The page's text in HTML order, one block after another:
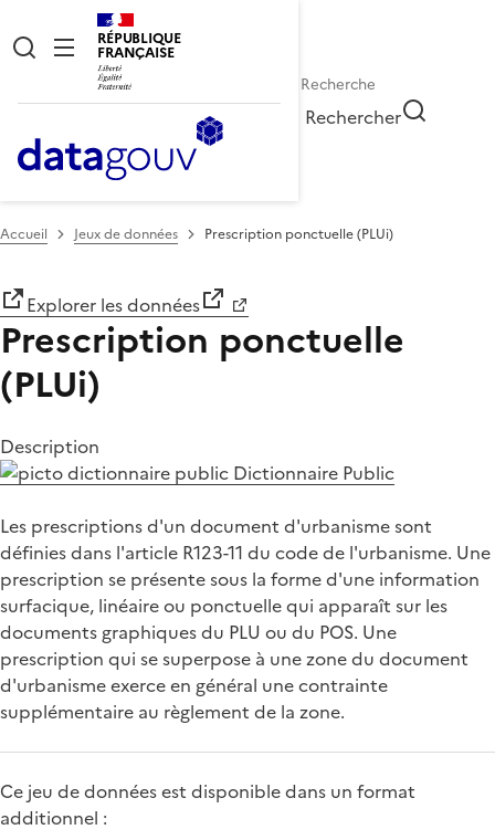
RÉPUBLIQUE
FRANÇAISE
Rechercher
Accueil Jeux de données Prescription ponctuelle (PLUi)
Explorer les données
Prescription ponctuelle
(PLUi)
Description
Dictionnaire Public
Les prescriptions d'un document d'urbanisme sont
définies dans l'article R123-11 du code de l'urbanisme. Une
prescription se présente sous la forme d'une information
surfacique, linéaire ou ponctuelle qui apparaît sur les
documents graphiques du PLU ou du POS. Une
prescription qui se superpose à une zone du document
d'urbanisme exerce en général une contrainte
supplémentaire au règlement de la zone.
Ce jeu de données est disponible dans un format
additionnel :